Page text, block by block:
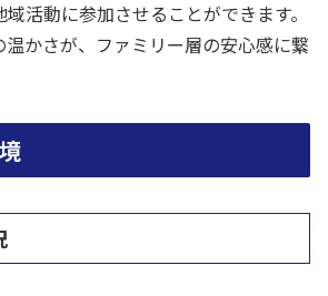
活動に参加させることができます。
かさが、ファミリー層の安心感に繋